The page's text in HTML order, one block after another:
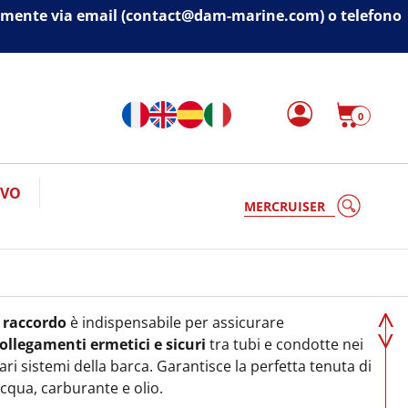
via email (contact@dam-marine.com) o telefono
0
raccordo è indispensabile per assicurare
ermetici e sicuri tra tubi e condotte nei
sistemi della barca. Garantisce la perfetta tenuta di
carburante e olio.